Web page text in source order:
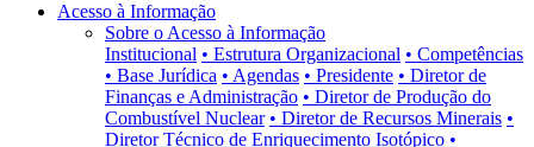
Acesso à Informação
Sobre o Acesso à Informação
Institucional • Estrutura Organizacional • Competências
• Base Jurídica • Agendas • Presidente • Diretor de
Finanças e Administração • Diretor de Produção do
Combustível Nuclear • Diretor de Recursos Minerais •
Diretor Técnico de Enriquecimento Isotópico •